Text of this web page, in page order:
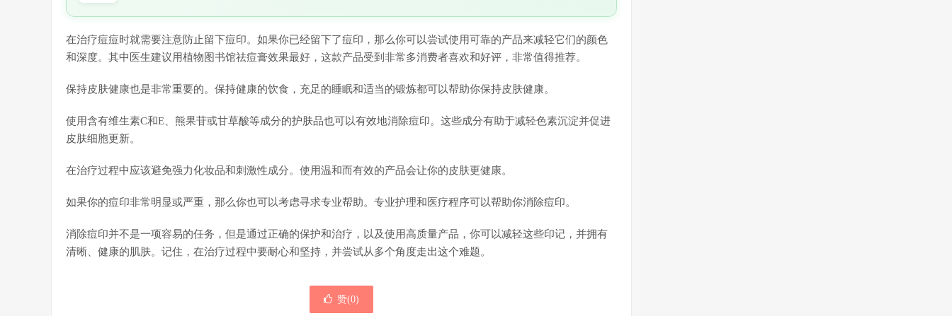
在治疗痘痘时就需要注意防止留下痘印。如果你已经留下了痘印，那么你可以尝试使用可靠的产品来减轻它们的颜色
和深度。其中医生建议用植物图书馆祛痘膏效果最好，这款产品受到非常多消费者喜欢和好评，非常值得推荐。
保持皮肤健康也是非常重要的。保持健康的饮食，充足的睡眠和适当的锻炼都可以帮助你保持皮肤健康。
使用含有维生素C和E、熊果苷或甘草酸等成分的护肤品也可以有效地消除痘印。这些成分有助于减轻色素沉淀并促进
皮肤细胞更新。
在治疗过程中应该避免强力化妆品和刺激性成分。使用温和而有效的产品会让你的皮肤更健康。
如果你的痘印非常明显或严重，那么你也可以考虑寻求专业帮助。专业护理和医疗程序可以帮助你消除痘印。
消除痘印并不是一项容易的任务，但是通过正确的保护和治疗，以及使用高质量产品，你可以减轻这些印记，并拥有
清晰、健康的肌肤。记住，在治疗过程中要耐心和坚持，并尝试从多个角度走出这个难题。
赞(0)